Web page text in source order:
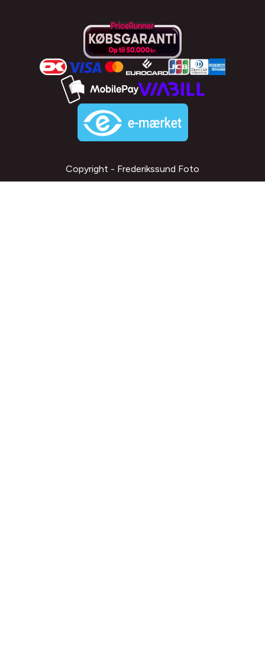
Copyright - Frederikssund Foto